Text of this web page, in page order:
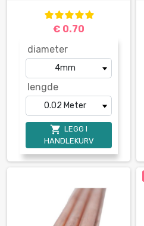
€ 0.70
diameter
lengde
 LEGG I
HANDLEKURV